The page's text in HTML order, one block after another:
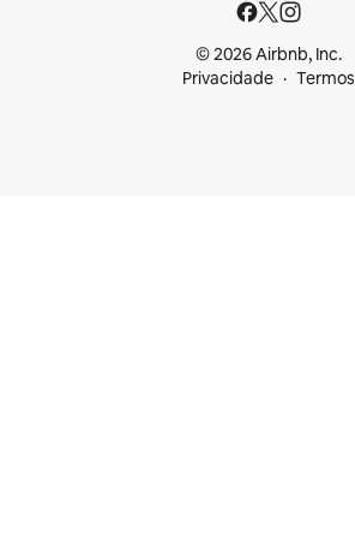
© 2026 Airbnb, Inc.
Privacidade
Termos